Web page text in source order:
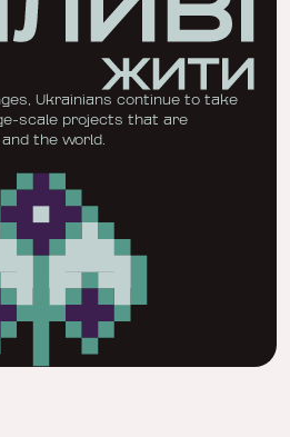
Ukrainians continue to take
scale projects that are
the world.